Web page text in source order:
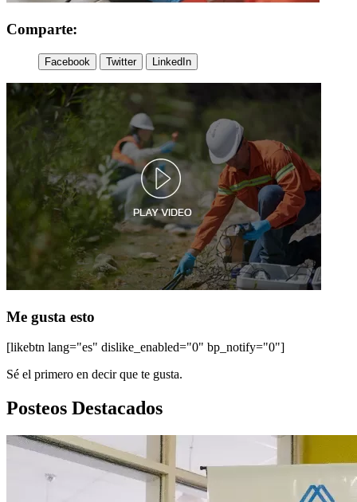
Comparte:
Facebook Twitter LinkedIn
Me gusta esto
[likebtn lang="es" dislike_enabled="0" bp_notify="0"]
Sé el primero en decir que te gusta.
Posteos Destacados